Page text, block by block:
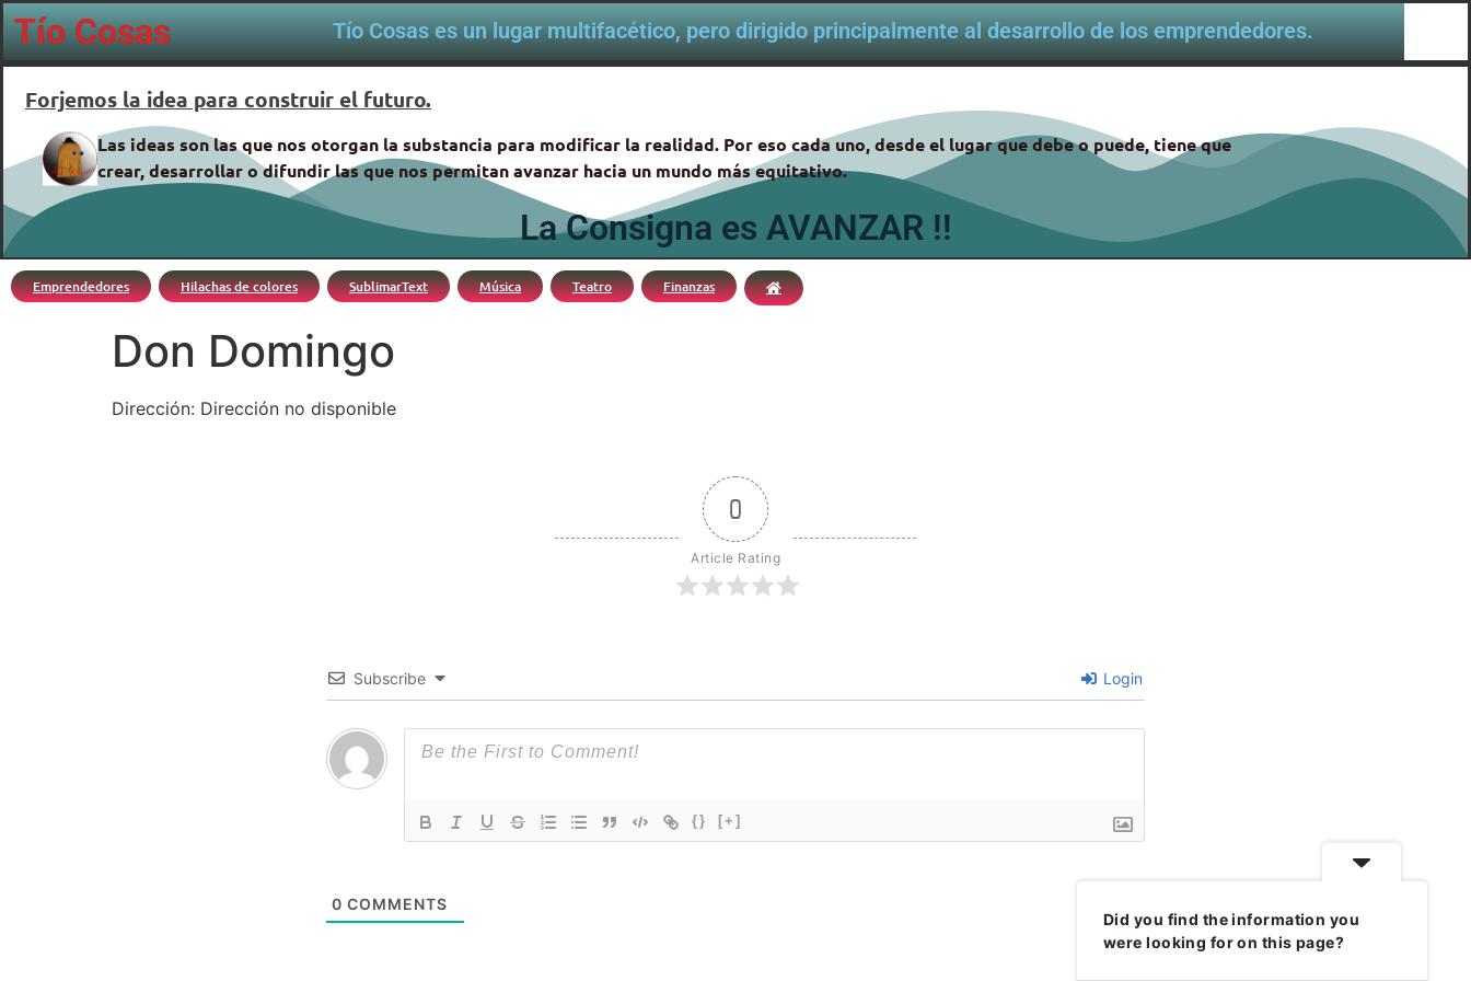
Tío Cosas Tío Cosas es un lugar multifacético, pero dirigido principalmente al desarrollo de los emprendedores.
Forjemos la idea para construir el futuro.
Las ideas son las que nos otorgan la substancia para modificar la realidad. Por eso cada uno, desde el lugar que debe o puede, tiene que
crear, desarrollar o difundir las que nos permitan avanzar hacia un mundo más equitativo.
La Consigna es AVANZAR !!
Emprendedores Hilachas de colores SublimarText Música Teatro Finanzas
Don Domingo
Dirección: Dirección no disponible
0
Article Rating
Subscribe Login
{} [+]
0 COMMENTS
Did you find the information you
were looking for on this page?